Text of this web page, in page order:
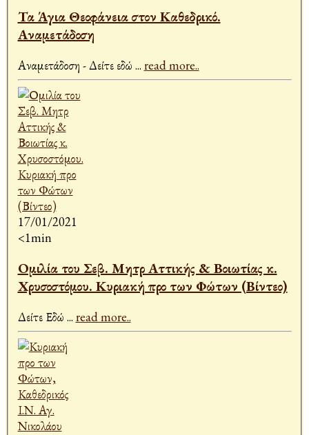
Τα Άγια Θεοφάνεια στον Καθεδρικό.
Αναμετάδοση
Αναμετάδοση - Δείτε εδώ ... read more..
17/01/2021
<1min
Ομιλία του Σεβ. Μητρ Αττικής & Βοιωτίας κ.
Χρυσοστόμου. Κυριακή προ των Φώτων (Βίντεο)
Δείτε Εδώ ... read more..